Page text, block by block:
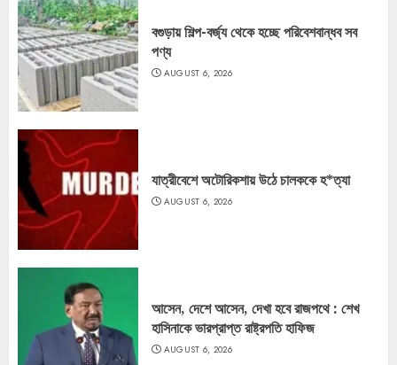
বগুড়ায় শিল্প-বর্জ্য থেকে হচ্ছে পরিবেশবান্ধব সব
পণ্য
AUGUST 6, 2026
যাত্রীবেশে অটোরিকশায় উঠে চালককে হ*ত্যা
AUGUST 6, 2026
আসেন, দেশে আসেন, দেখা হবে রাজপথে : শেখ
হাসিনাকে ভারপ্রাপ্ত রাষ্ট্রপতি হাফিজ
AUGUST 6, 2026